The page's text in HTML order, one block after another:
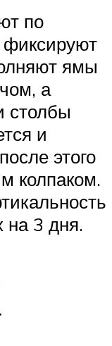
по
фиксируют
ямы
а
столбы
и
этого
колпаком.
на 3 дня.